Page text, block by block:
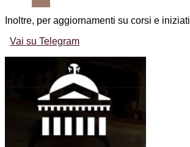
Inoltre, per aggiornamenti su corsi e
Vai su Telegram